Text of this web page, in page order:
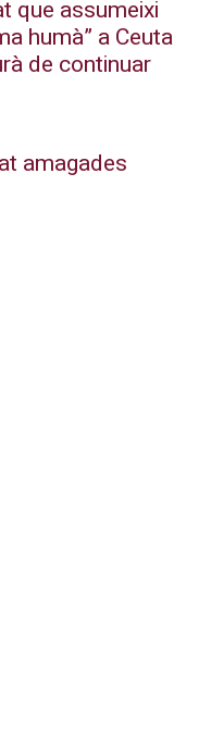
que assumeixi
humà” a Ceuta
de continuar
amagades